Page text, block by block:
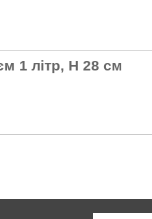
1 літр, Н 28 см